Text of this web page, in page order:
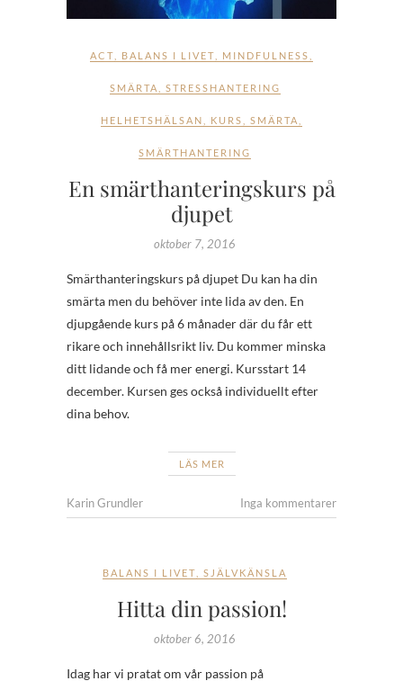
ACT BALANS I LIVET MINDFULNESS
SMÄRTA STRESSHANTERING
HELHETSHÄLSAN KURS SMÄRTA
SMÄRTHANTERING
En smärthanteringskurs på
djupet
oktober 7, 2016
Smärthanteringskurs på djupet Du kan ha din
smärta men du behöver inte lida av den. En
djupgående kurs på 6 månader där du får ett
rikare och innehållsrikt liv. Du kommer minska
ditt lidande och få mer energi. Kursstart 14
december. Kursen ges också individuellt efter
dina behov.
LÄS MER
Karin Grundler Inga kommentarer
BALANS I LIVET SJÄLVKÄNSLA
Hitta din passion!
oktober 6, 2016
Idag har vi pratat om vår passion på